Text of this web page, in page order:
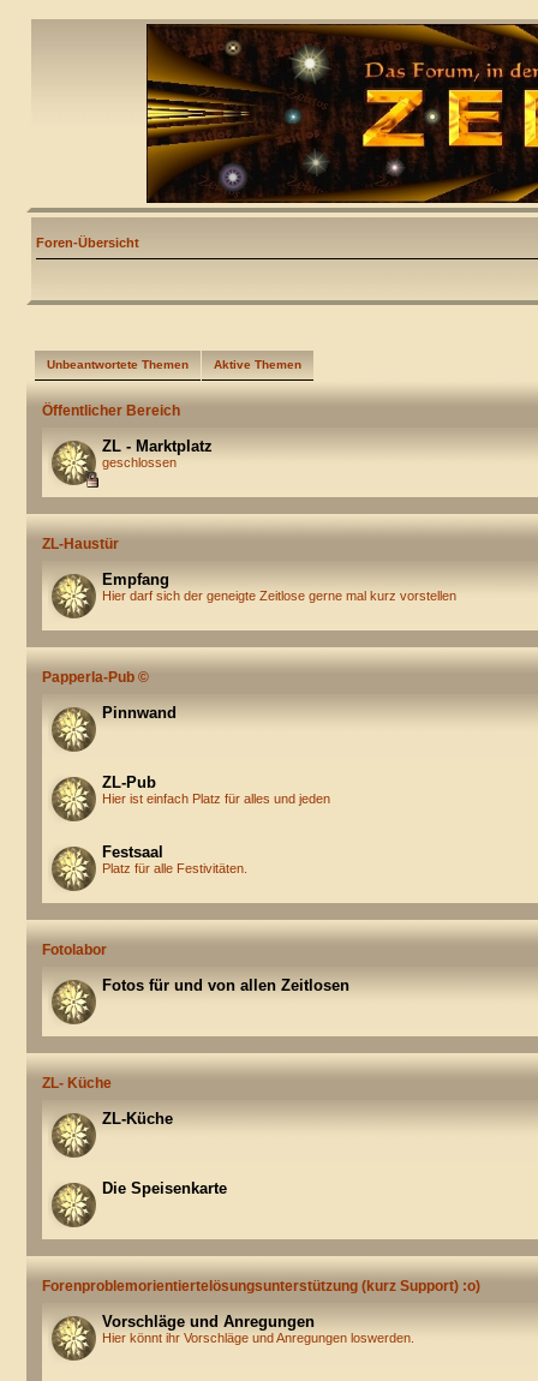
Foren-Übersicht
Unbeantwortete Themen Aktive Themen
Öffentlicher Bereich
ZL - Marktplatz
geschlossen
ZL-Haustür
Empfang
Hier darf sich der geneigte Zeitlose gerne mal kurz vorstellen
Papperla-Pub ©
Pinnwand
ZL-Pub
Hier ist einfach Platz für alles und jeden
Festsaal
Platz für alle Festivitäten.
Fotolabor
Fotos für und von allen Zeitlosen
ZL- Küche
ZL-Küche
Die Speisenkarte
Forenproblemorientiertelösungsunterstützung (kurz Support) :o)
Vorschläge und Anregungen
Hier könnt ihr Vorschläge und Anregungen loswerden.